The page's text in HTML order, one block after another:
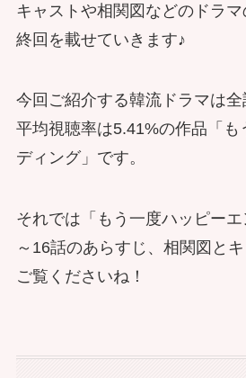
キャストや相関図などのドラ
終回を載せていきます♪
今回ご紹介する韓流ドラマは全
平均視聴率は5.41%の作品「も
ディング」です。
それでは「もう一度ハッピー
～16話のあらすじ、相関図と
ご覧くださいね！